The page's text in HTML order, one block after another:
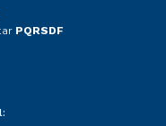
PQRSDF